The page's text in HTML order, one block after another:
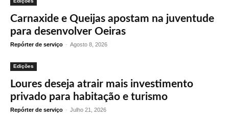
Carnaxide e Queijas apostam na juventude
para desenvolver Oeiras
Repórter de serviço - Agosto 8, 2026
Edições
Loures deseja atrair mais investimento
privado para habitação e turismo
Repórter de serviço - Julho 21, 2026